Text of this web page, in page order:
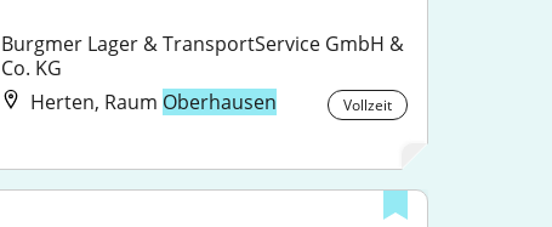
Burgmer Lager & TransportService GmbH &
Co. KG
Herten, Raum Oberhausen Vollzeit